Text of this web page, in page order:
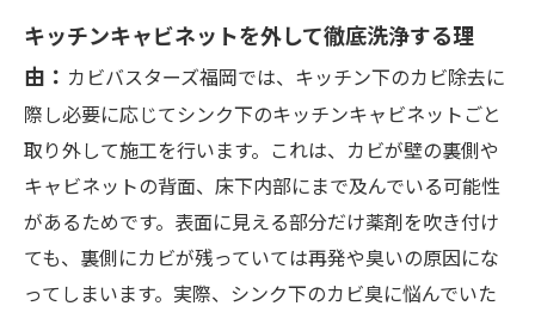
キッチンキャビネットを外して徹底洗浄する理
由： カビバスターズ福岡では、キッチン下のカビ除去に
際し必要に応じてシンク下のキッチンキャビネットごと
取り外して施工を行います。これは、カビが壁の裏側や
キャビネットの背面、床下内部にまで及んでいる可能性
があるためです。表面に見える部分だけ薬剤を吹き付け
ても、裏側にカビが残っていては再発や臭いの原因にな
ってしまいます。実際、シンク下のカビ臭に悩んでいた